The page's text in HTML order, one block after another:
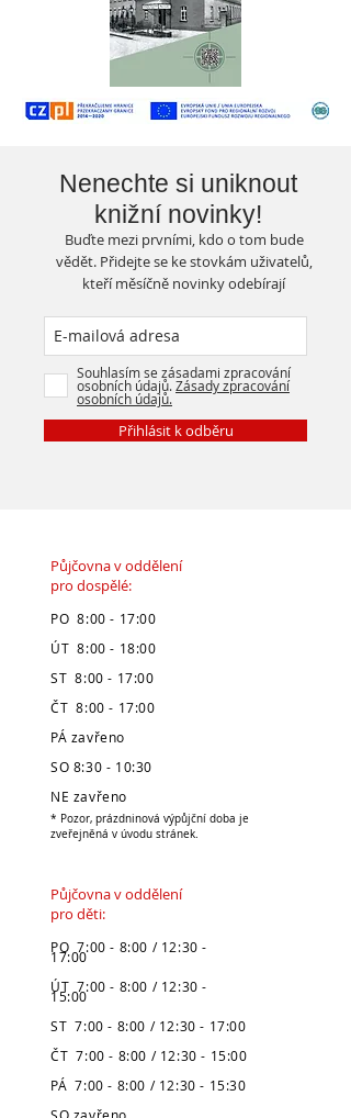
Nenechte si uniknout
knižní novinky!
Buďte mezi prvními, kdo o tom bude
vědět. Přidejte se ke stovkám uživatelů,
kteří měsíčně novinky odebírají
Souhlasím se zásadami zpracování
osobních údajů.Zásady zpracování
osobních údajů.
Přihlásit k odběru
Půjčovna v oddělení
pro dospělé:
PO 8:00 - 17:00
ÚT 8:00 - 18:00
ST 8:00 - 17:00
ČT 8:00 - 17:00
PÁ zavřeno
SO 8:30 - 10:30
NE zavřeno
* Pozor, prázdninová výpůjční doba je
zveřejněná v úvodu stránek.
Půjčovna v oddělení
pro děti:
PO 7:00 - 8:00 / 12:30 -
17:00
ÚT 7:00 - 8:00 / 12:30 -
15:00
ST 7:00 - 8:00 / 12:30 - 17:00
ČT 7:00 - 8:00 / 12:30 - 15:00
PÁ 7:00 - 8:00 / 12:30 - 15:30